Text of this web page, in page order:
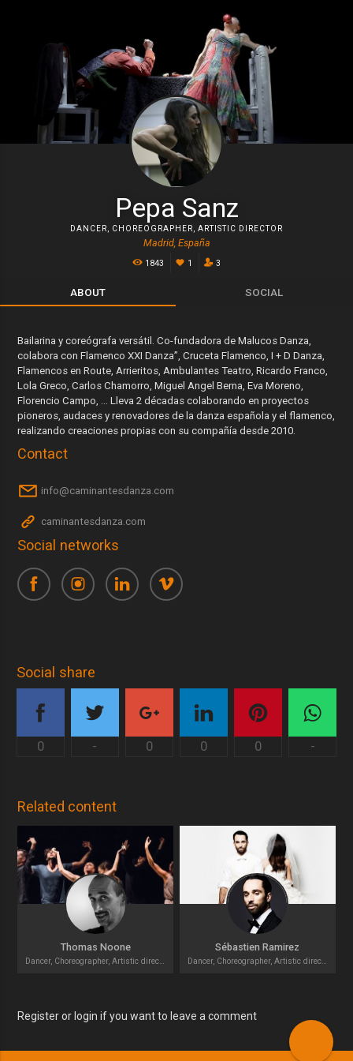
Pepa Sanz
DANCER CHOREOGRAPHER ARTISTIC DIRECTOR
Madrid, España
1843 1 3
ABOUT SOCIAL
Bailarina y coreógrafa versátil. Co-fundadora de Malucos Danza,
colabora con Flamenco XXI Danza”, Cruceta Flamenco, I + D Danza,
Flamencos en Route, Arrieritos, Ambulantes Teatro, Ricardo Franco,
Lola Greco, Carlos Chamorro, Miguel Angel Berna, Eva Moreno,
Florencio Campo, … Lleva 2 décadas colaborando en proyectos
pioneros, audaces y renovadores de la danza española y el flamenco,
realizando creaciones propias con su compañía desde 2010.
Contact
info@caminantesdanza.com
caminantesdanza.com
Social networks
Social share
0 - 0 0 0 -
Related content
Thomas Noone Sébastien Ramirez
Register or login if you want to leave a comment